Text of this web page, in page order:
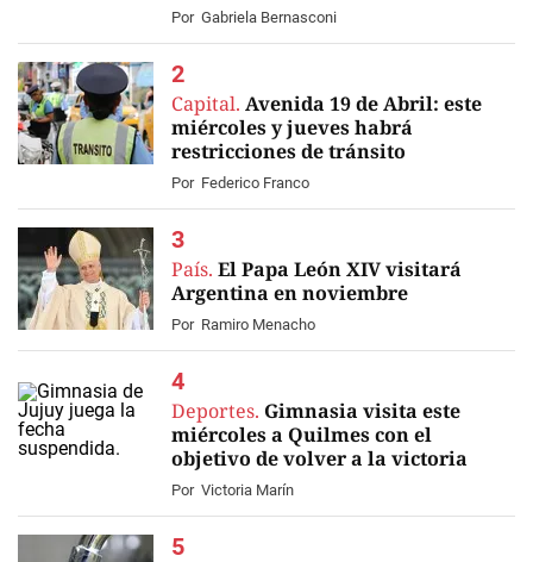
Por Gabriela Bernasconi
Capital. Avenida 19 de Abril: este
miércoles y jueves habrá
restricciones de tránsito
Por Federico Franco
País. El Papa León XIV visitará
Argentina en noviembre
Por Ramiro Menacho
Deportes. Gimnasia visita este
miércoles a Quilmes con el
objetivo de volver a la victoria
Por Victoria Marín